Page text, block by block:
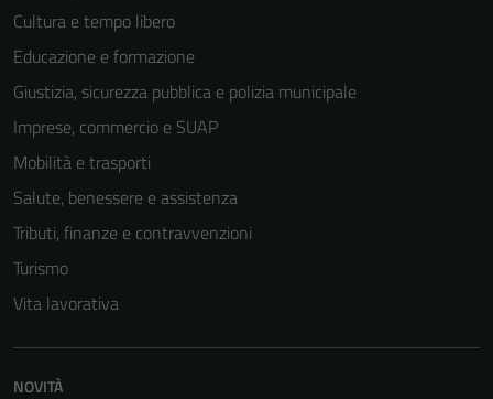
Cultura e tempo libero
Educazione e formazione
Giustizia, sicurezza pubblica e polizia municipale
Imprese, commercio e SUAP
Mobilità e trasporti
Salute, benessere e assistenza
Tributi, finanze e contravvenzioni
Turismo
Vita lavorativa
NOVITÀ
sono necessari
personali.